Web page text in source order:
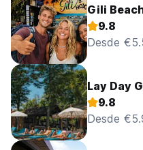
Gili
9.8
Desde
Lay Day
9.8
Desde